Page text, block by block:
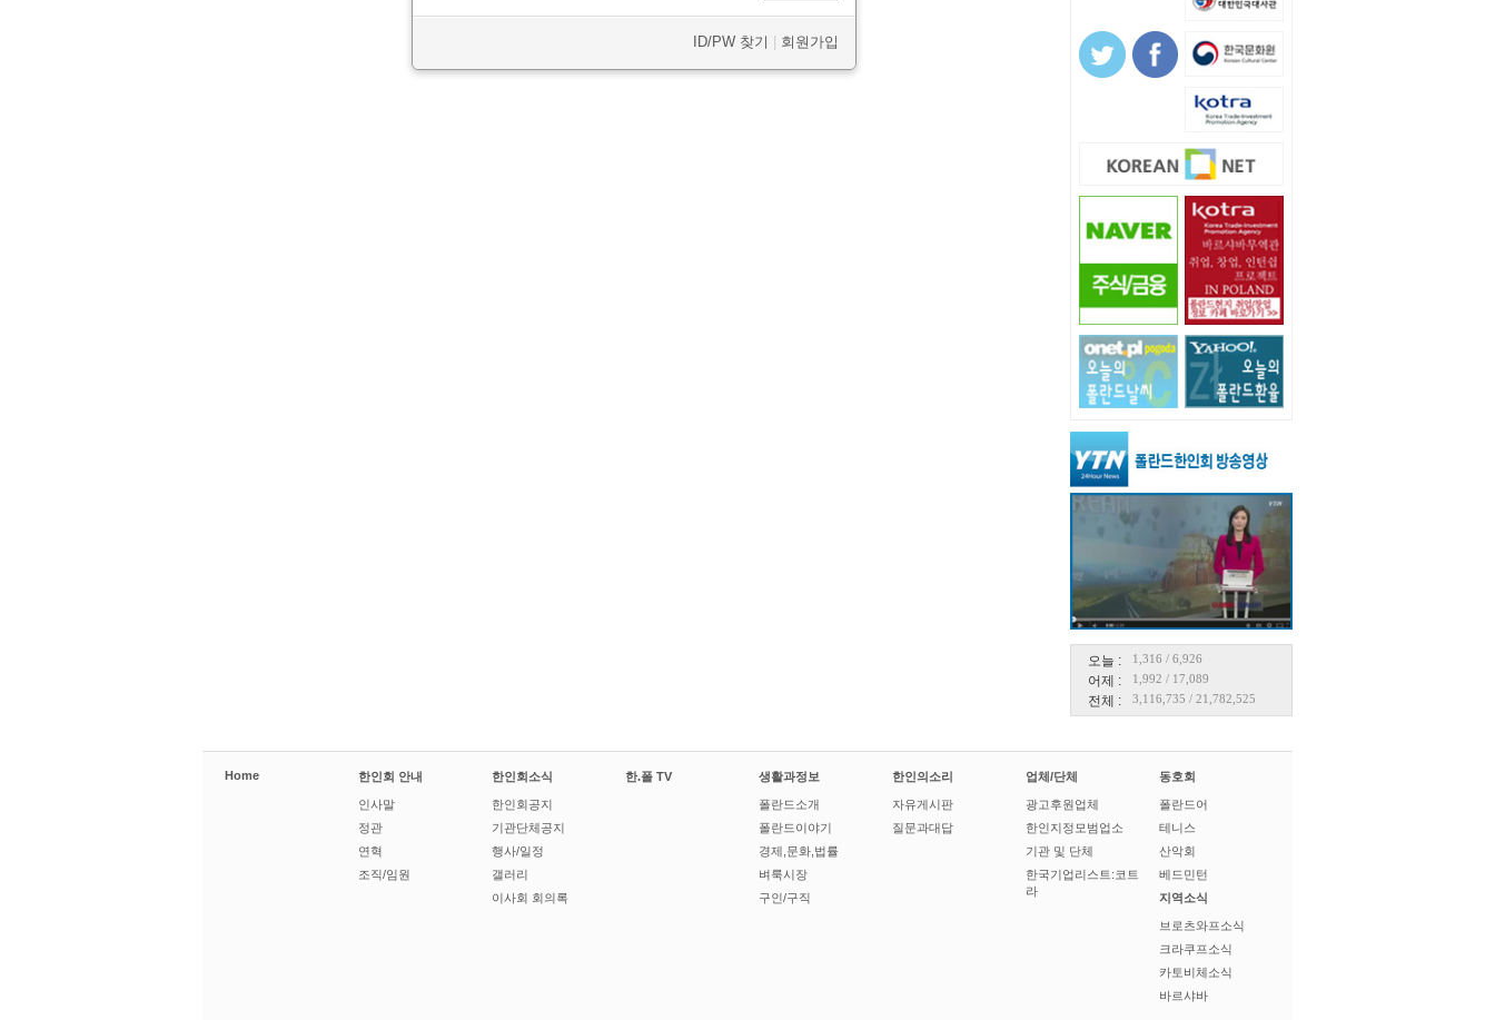
오늘 : 1,316 / 6,926
어제 : 1,992 / 17,089
전체 : 3,116,735 / 21,782,525
ID/PW 찾기 회원가입
Home 한인회 안내
인사말
정관
연혁
조직/임원
한인회소식
한인회공지
기관단체공지
행사/일정
갤러리
이사회 회의록
한.폴 TV 생활과정보
폴란드소개
폴란드이야기
경제,문화,법률
벼룩시장
구인/구직
한인의소리
자유게시판
질문과대답
업체/단체
광고후원업체
한인지정모범업소
기관 및 단체
한국기업리스트:코트
라
동호회
폴란드어
테니스
산악회
베드민턴
지역소식
브로츠와프소식
크라쿠프소식
카토비체소식
바르샤바